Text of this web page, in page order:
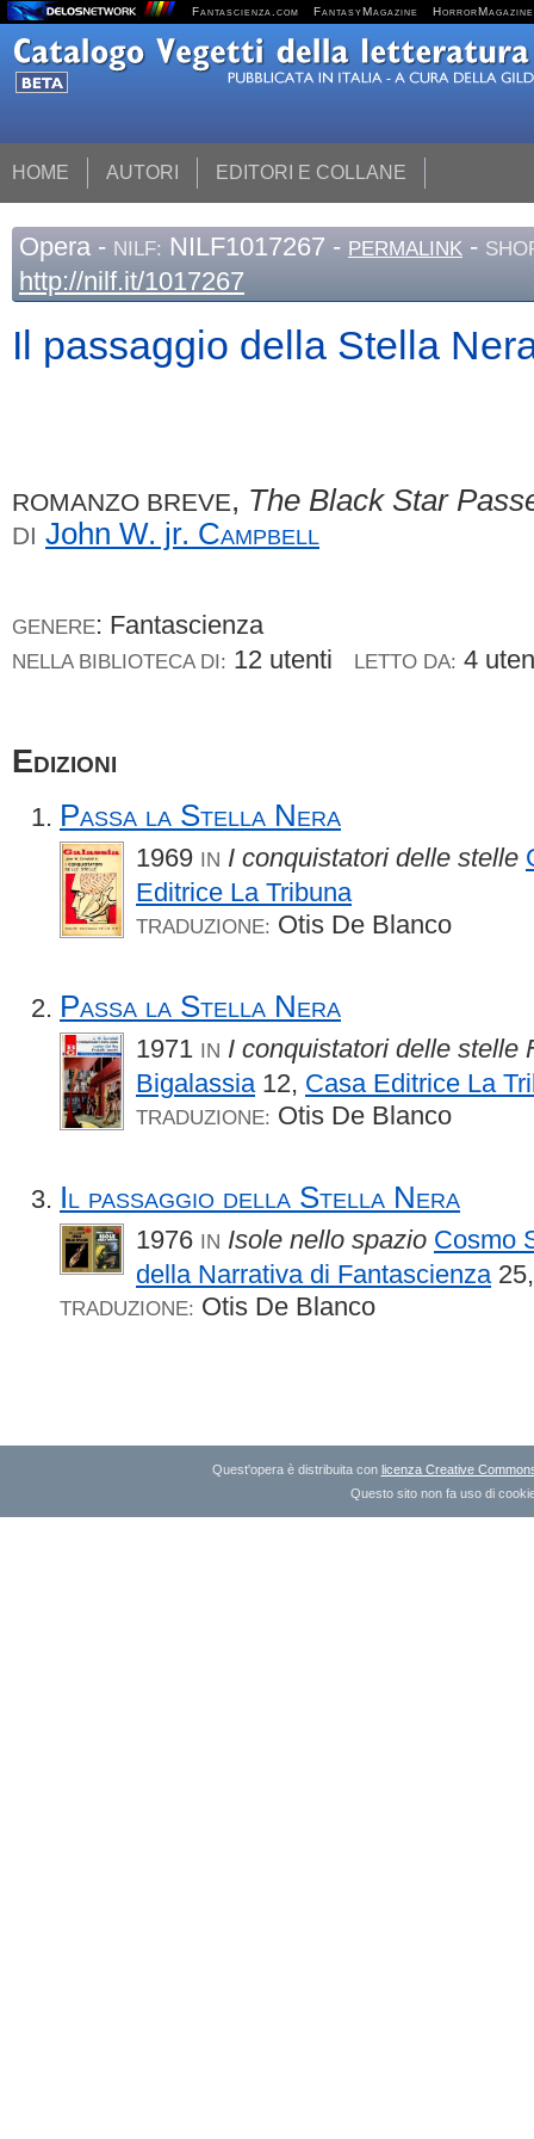
Fantascienza.com FantasyMagazine HorrorMagazine
HOME AUTORI EDITORI E COLLANE
Opera - NILF: NILF1017267 - PERMALINK -
http://nilf.it/1017267
Il passaggio della Stella
ROMANZO BREVE, The Black Star
DI John W. jr. Campbell
GENERE: Fantascienza
NELLA BIBLIOTECA DI: 12 utenti LETTO DA: 4
Edizioni
Passa la Stella Nera
1969 IN I conquistatori delle stelle
Editrice La Tribuna
TRADUZIONE: Otis De Blanco
Passa la Stella Nera
1971 IN I conquistatori delle stelle
Bigalassia 12, Casa Editrice La
TRADUZIONE: Otis De Blanco
Il passaggio della Stella Nera
1976 IN Isole nello spazio Cosmo
della Narrativa di Fantascienza
TRADUZIONE: Otis De Blanco
Quest'opera è distribuita con licenza Creative
Questo sito non fa uso di